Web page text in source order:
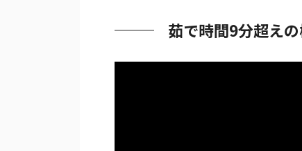
茹で時間9分超え